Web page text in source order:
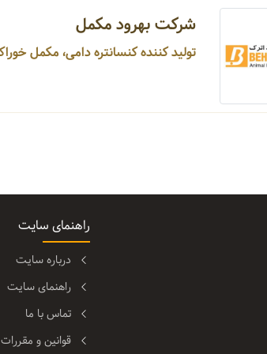
شرکت بهرود مکمل
تولید کننده کنسانتره دامی، مکمل خوراک دامی، دان آماده طیور ...
راهنمای سایت
درباره سایت
راهنمای سایت
تماس با ما
قوانین و مقررات